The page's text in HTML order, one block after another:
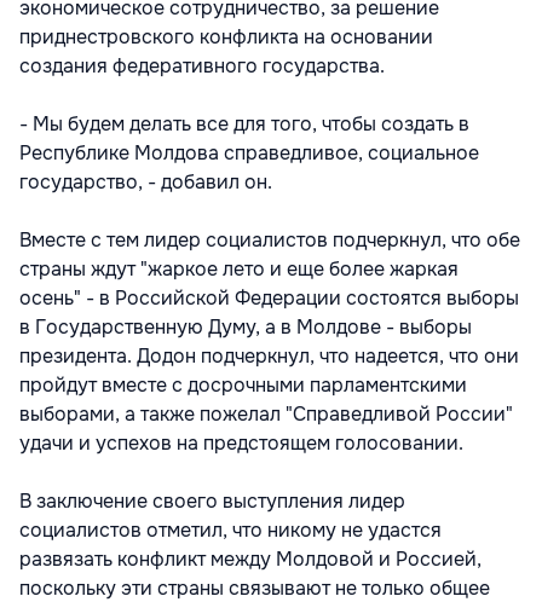
экономическое сотрудничество, за решение
приднестровского конфликта на основании
создания федеративного государства.
- Мы будем делать все для того, чтобы создать в
Республике Молдова справедливое, социальное
государство, - добавил он.
Вместе с тем лидер социалистов подчеркнул, что обе
страны ждут "жаркое лето и еще более жаркая
осень" - в Российской Федерации состоятся выборы
в Государственную Думу, а в Молдове - выборы
президента. Додон подчеркнул, что надеется, что они
пройдут вместе с досрочными парламентскими
выборами, а также пожелал "Справедливой России"
удачи и успехов на предстоящем голосовании.
В заключение своего выступления лидер
социалистов отметил, что никому не удастся
развязать конфликт между Молдовой и Россией,
поскольку эти страны связывают не только общее